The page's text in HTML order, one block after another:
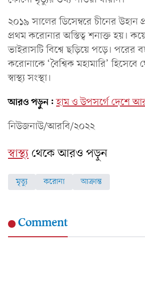
২০১৯ সালের ডিসেম্বরে চীনের উহান
প্রথম করোনার অস্তিত্ব শনাক্ত হয়।
ভাইরাসটি বিশ্বে ছড়িয়ে পড়ে। পরের
করোনাকে ‘বৈশ্বিক মহামারি’ হিসেবে
স্বাস্থ্য সংস্থা।
আরও পড়ুন: হাম ও উপসর্গে দেশে
নিউজনাউ/আরবি/২০২২
স্বাস্থ্যথেকে আরও পড়ুন
মৃত্যু করোনা আক্রান্ত
Comment